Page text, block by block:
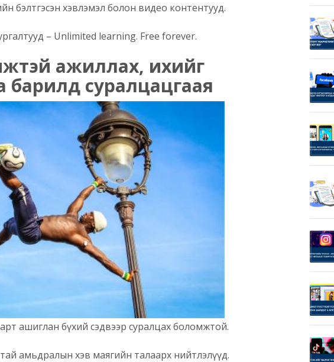
бэлтгэсэн хэвлэмэл болон видео контентууд.
– Unlimited learning. Free forever.
ажиллах, ихийг
барилд суралцацгаая
ашиглан бүхий сэдвээр суралцах боломжтой.
амьдралын хэв маягийн талаарх нийтлэлүүд.